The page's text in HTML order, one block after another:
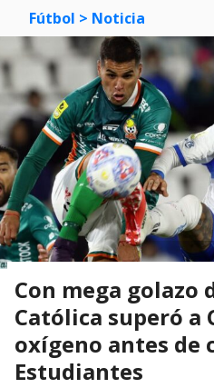
Fútbol > Noticia
Con mega golazo
Católica superó a
oxígeno antes de
Estudiantes